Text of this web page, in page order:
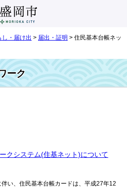
し・届け出 > 届出・証明 > 住民基本台帳ネッ
ーク
クシステム(住基ネット)について
い、住民基本台帳カードは、平成27年12